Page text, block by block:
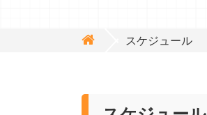
スケジュール